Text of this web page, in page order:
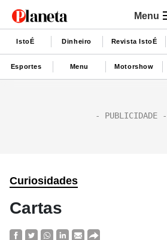
Menu
IstoÉ Dinheiro Revista IstoÉ
Esportes Menu Motorshow
Curiosidades
Cartas